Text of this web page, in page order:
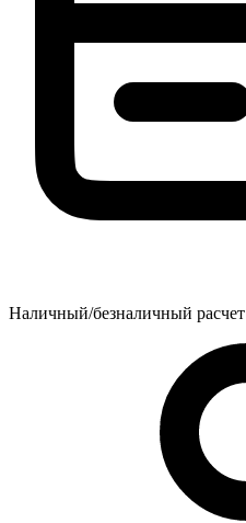
Наличный/безналичный расчет